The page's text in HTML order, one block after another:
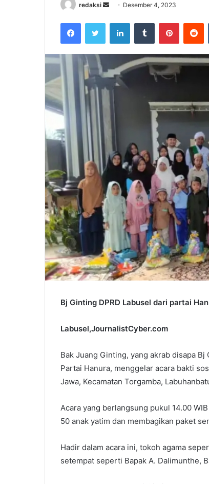
redaksi
Send
email
Desember 4, 2023
FacebookTwitter LinkedInTumblr Pinterest
Bj Ginting DPRD Labusel dari partai
Labusel,JournalistCyber.com
Bak Juang Ginting, yang akrab disapa
Partai Hanura, menggelar acara bakti
Jawa, Kecamatan Torgamba,
Acara yang berlangsung pukul 14.00
50 anak yatim dan membagikan paket
Hadir dalam acara ini, tokoh agama
setempat seperti Bapak A. Dalimunthe,